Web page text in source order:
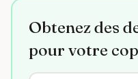
Obtenez des
pour votre